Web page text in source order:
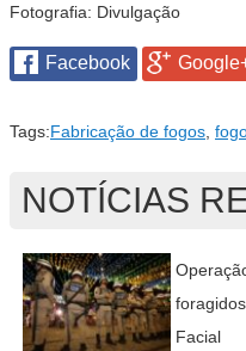
Fotografia: Divulgação
Facebook
Tags:Fabricação de fogos
NOTÍCIAS
Facial